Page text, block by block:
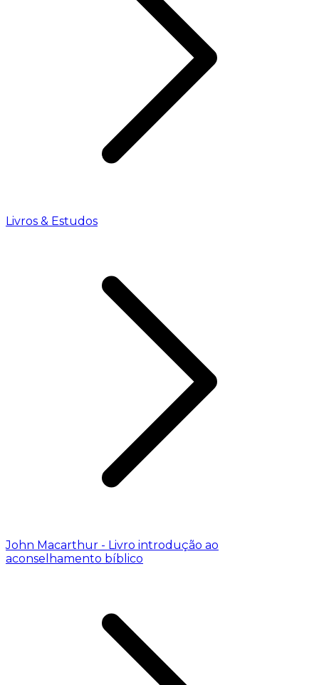
Livros & Estudos
John Macarthur - Livro introdução ao
aconselhamento bíblico